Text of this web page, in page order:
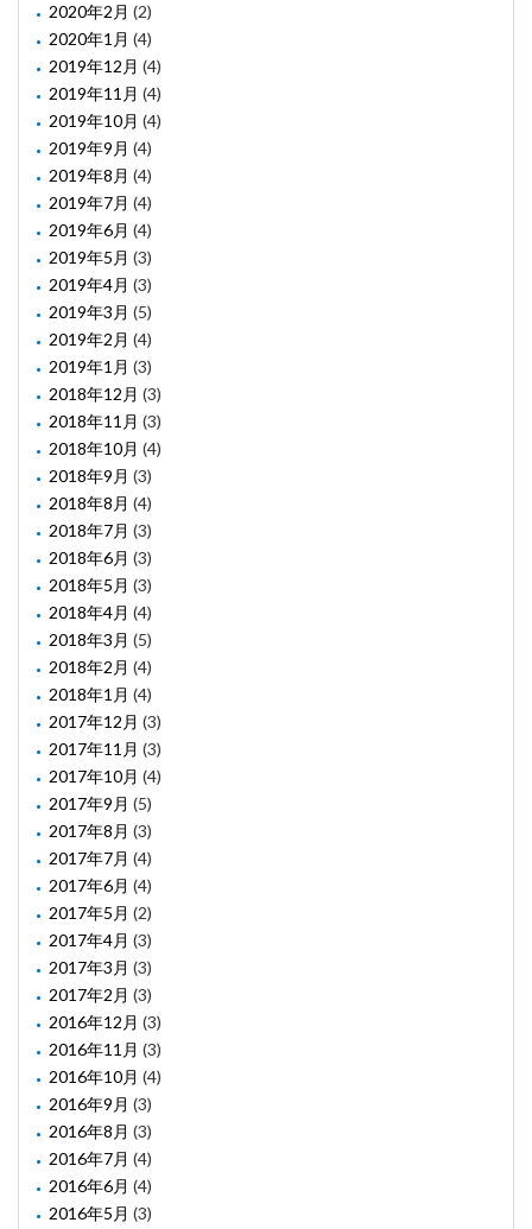
2020年2月 (2)
2020年1月 (4)
2019年12月 (4)
2019年11月 (4)
2019年10月 (4)
2019年9月 (4)
2019年8月 (4)
2019年7月 (4)
2019年6月 (4)
2019年5月 (3)
2019年4月 (3)
2019年3月 (5)
2019年2月 (4)
2019年1月 (3)
2018年12月 (3)
2018年11月 (3)
2018年10月 (4)
2018年9月 (3)
2018年8月 (4)
2018年7月 (3)
2018年6月 (3)
2018年5月 (3)
2018年4月 (4)
2018年3月 (5)
2018年2月 (4)
2018年1月 (4)
2017年12月 (3)
2017年11月 (3)
2017年10月 (4)
2017年9月 (5)
2017年8月 (3)
2017年7月 (4)
2017年6月 (4)
2017年5月 (2)
2017年4月 (3)
2017年3月 (3)
2017年2月 (3)
2016年12月 (3)
2016年11月 (3)
2016年10月 (4)
2016年9月 (3)
2016年8月 (3)
2016年7月 (4)
2016年6月 (4)
2016年5月 (3)